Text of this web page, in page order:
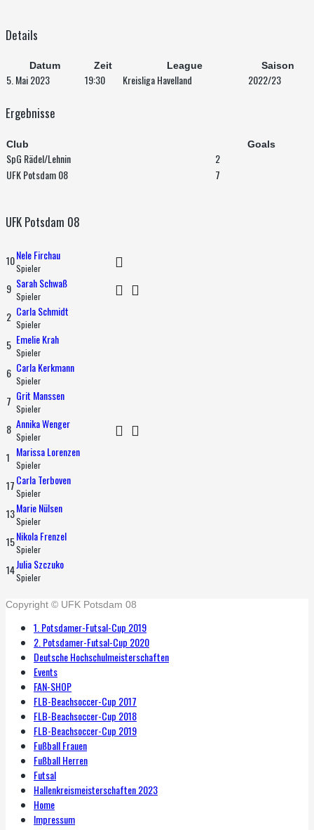
Details
Datum Zeit League Saison
5. Mai 2023 19:30 Kreisliga Havelland 2022/23
Ergebnisse
Club Goals
SpG Rädel/Lehnin
2
UFK Potsdam 08
7
UFK Potsdam 08
10Nele Firchau
Spieler
9 Sarah Schwaß
Spieler
2 Carla Schmidt
Spieler
5 Emelie Krah
Spieler
6 Carla Kerkmann
Spieler
7 Grit Manssen
Spieler
8 Annika Wenger
Spieler
1 Marissa Lorenzen
Spieler
17Carla Terboven
Spieler
13Marie Nülsen
Spieler
15Nikola Frenzel
Spieler
14Julia Szczuko
Spieler
Copyright © UFK Potsdam 08
1. Potsdamer-Futsal-Cup 2019
2. Potsdamer-Futsal-Cup 2020
Deutsche Hochschulmeisterschaften
Events
FAN-SHOP
FLB-Beachsoccer-Cup 2017
FLB-Beachsoccer-Cup 2018
FLB-Beachsoccer-Cup 2019
Fußball Frauen
Fußball Herren
Futsal
Hallenkreismeisterschaften 2023
Home
Impressum